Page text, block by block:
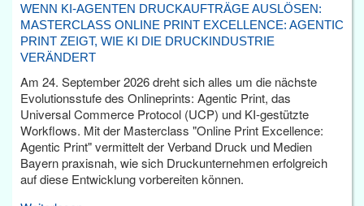
WENN KI-AGENTEN DRUCKAUFTRÄGE AUSLÖSEN:
MASTERCLASS ONLINE PRINT EXCELLENCE: AGENTIC
PRINT ZEIGT, WIE KI DIE DRUCKINDUSTRIE
VERÄNDERT
Am 24. September 2026 dreht sich alles um die nächste
Evolutionsstufe des Onlineprints: Agentic Print, das
Universal Commerce Protocol (UCP) und KI-gestützte
Workflows. Mit der Masterclass "Online Print Excellence:
Agentic Print" vermittelt der Verband Druck und Medien
Bayern praxisnah, wie sich Druckunternehmen erfolgreich
auf diese Entwicklung vorbereiten können.